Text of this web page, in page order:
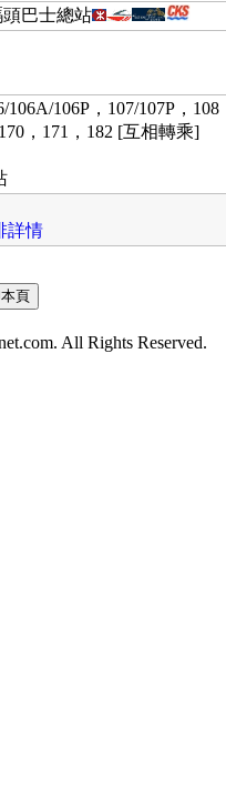
巴士總站
106P，107/107P，108
，171，182 [互相轉乘]
詳情
All Rights Reserved.